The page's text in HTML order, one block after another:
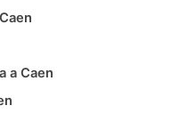
a Caen